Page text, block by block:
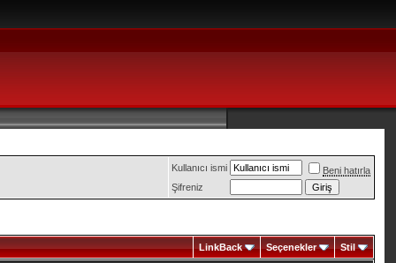
Kullanıcı ismi
Beni hatırla
Şifreniz
LinkBack Seçenekler Stil